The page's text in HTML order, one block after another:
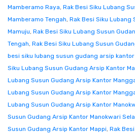
Mamberamo Raya, Rak Besi Siku Lubang
Mamberamo Tengah, Rak Besi Siku Lubang
Mamuju, Rak Besi Siku Lubang Susun
Tengah, Rak Besi Siku Lubang Susun
besi siku lubang susun gudang arsip
Siku Lubang Susun Gudang Arsip Kantor
Lubang Susun Gudang Arsip Kantor
Lubang Susun Gudang Arsip Kantor
Lubang Susun Gudang Arsip Kantor
Susun Gudang Arsip Kantor Manokwari
Susun Gudang Arsip Kantor Mappi, Rak